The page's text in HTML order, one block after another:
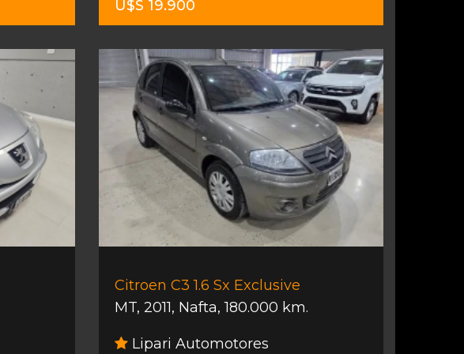
U$S 19.900
Citroen C3 1.6 Sx Exclusive
MT, 2011, Nafta,180.000 km.
Lipari Automotores